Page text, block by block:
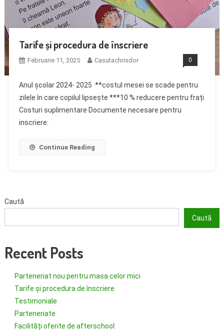
Tarife și procedura de înscriere
Februarie 11, 2025 Casutachrisdor 0
Anul școlar 2024- 2025 **costul mesei se scade pentru
zilele în care copilul lipsește ***10 % reducere pentru frați
Costuri suplimentare Documente necesare pentru
inscriere:
Continue Reading
Caută
Caută
Recent Posts
Parteneriat nou pentru masa celor mici
Tarife și procedura de înscriere
Testimoniale
Parteneriate
Facilități oferite de afterschool: